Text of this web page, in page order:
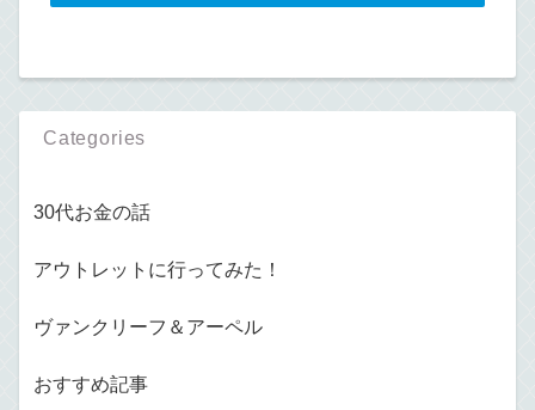
Categories
30代お金の話
アウトレットに行ってみた！
ヴァンクリーフ＆アーペル
おすすめ記事